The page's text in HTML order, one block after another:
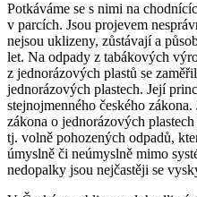
Potkáváme se s nimi na
v parcích. Jsou projevem
nejsou uklizeny, zůstávají a
let. Na odpady z tabákových
z jednorázových plastů se
jednorázových plastech. Její
stejnojmenného českého
zákona o jednorázových
tj. volně pohozených odpadů,
úmyslně či neúmyslně mimo
nedopalky jsou nejčastěji se